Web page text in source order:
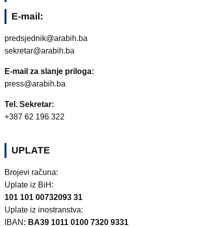
E-mail:
predsjednik@arabih.ba
sekretar@arabih.ba
E-mail za slanje priloga:
press@arabih.ba
Tel. Sekretar:
+387 62 196 322
UPLATE
Brojevi računa:
Uplate iz BiH:
101 101 00732093 31
Uplate iz inostranstva:
IBAN : BA39 1011 0100 7320 9331